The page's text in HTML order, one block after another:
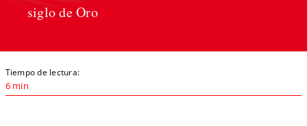
siglo de Oro
Tiempo de lectura:
6 min